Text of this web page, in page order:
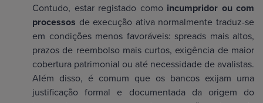
Contudo, estar registado como incumpridor ou com
processos de execução ativa normalmente traduz-se
em condições menos favoráveis: spreads mais altos,
prazos de reembolso mais curtos, exigência de maior
cobertura patrimonial ou até necessidade de avalistas.
Além disso, é comum que os bancos exijam uma
justificação formal e documentada da origem do